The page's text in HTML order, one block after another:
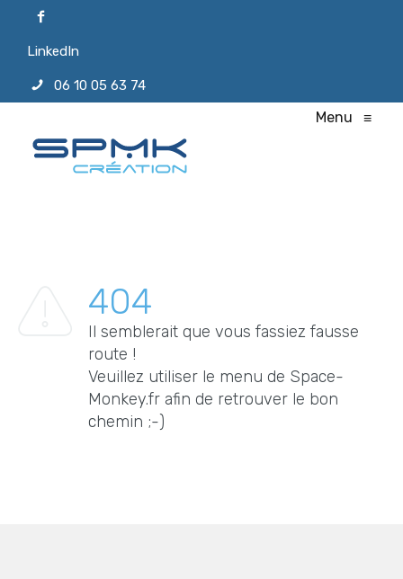
LinkedIn
06 10 05 63 74
Menu ≡
404
Il semblerait que vous fassiez fausse
route !
Veuillez utiliser le menu de Space-
Monkey.fr afin de retrouver le bon
chemin ;-)